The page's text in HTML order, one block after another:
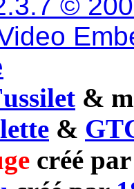
&
&
créé